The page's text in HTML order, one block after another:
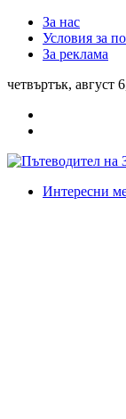
За нас
Условия за
За реклама
четвъртък, август
Интересни